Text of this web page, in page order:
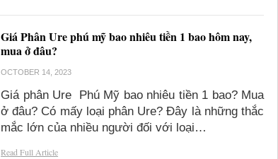
Giá Phân Ure phú mỹ bao nhiêu tiền 1 bao hôm nay,
mua ở đâu?
OCTOBER 14, 2023
Giá phân Ure Phú Mỹ bao nhiêu tiền 1 bao? Mua
ở đâu? Có mấy loại phân Ure? Đây là những thắc
mắc lớn của nhiều người đối với loại…
Read Full Article